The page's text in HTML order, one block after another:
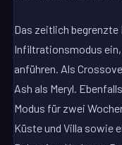
Das zeitlich
Infiltrationsmodus ein,
anführen. Als
Ash als Meryl.
Modus für zwei
Küste und Villa sowie